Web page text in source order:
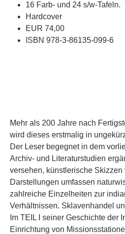
16 Farb- und 24 s/w-Tafeln.
Hardcover
EUR 74,00
ISBN 978-3-86135-099-6
Mehr als 200 Jahre nach
wird dieses erstmalig in
Der Leser begegnet in dem
Archiv- und Literaturstudien
versehen, künstlerische
Darstellungen umfassen
zahlreiche Einzelheiten zur
Verhältnissen. Sklavenhandel
Im TEIL I seiner Geschichte
Einrichtung von